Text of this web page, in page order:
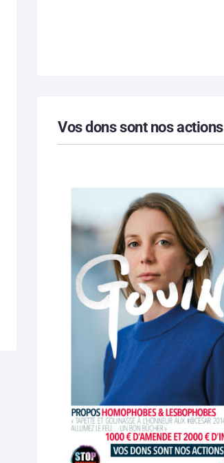
Vos dons sont nos actions